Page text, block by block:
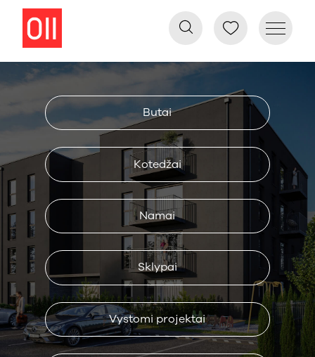
Butai
Kotedžai
Namai
Sklypai
Vystomi projektai